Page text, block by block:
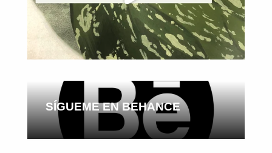
SÍGUEME EN BEHANCE